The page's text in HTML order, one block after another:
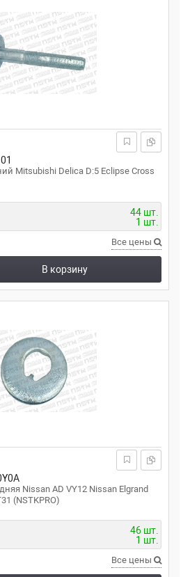
Mitsubishi Delica D:5 Eclipse Cross
44 шт.
1 шт.
Все цены
В корзину
Nissan AD VY12 Nissan Elgrand
(NSTKPRO)
46 шт.
1 шт.
Все цены